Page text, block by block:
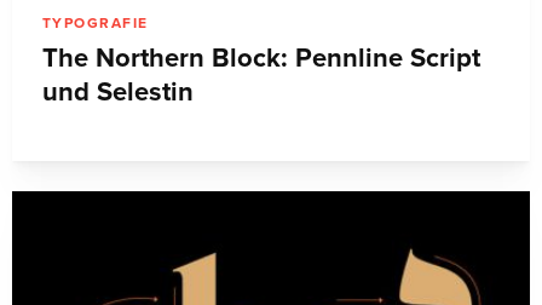
TYPOGRAFIE
The Northern Block: Pennline Script
und Selestin